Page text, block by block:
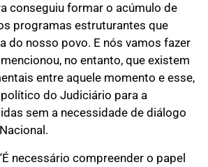
conseguiu formar o acúmulo de
programas estruturantes que
do nosso povo. E nós vamos fazer
no entanto, que existem
entre aquele momento e esse,
do Judiciário para a
sem a necessidade de diálogo
necessário compreender o papel